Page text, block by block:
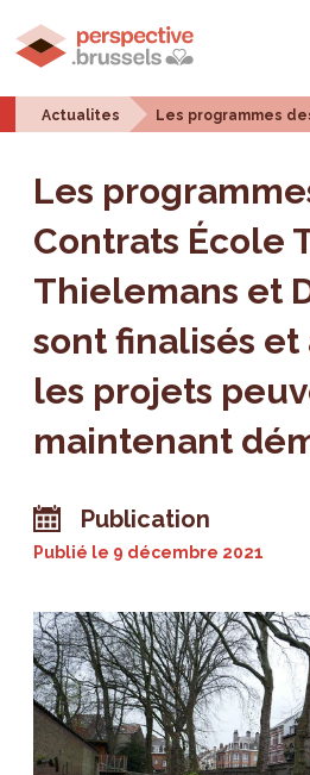
Actualites Les programmes
Les
Contrats École
Thielemans et
sont finalisés et
les projets
maintenant
Publication
Publié le 9 décembre 2021